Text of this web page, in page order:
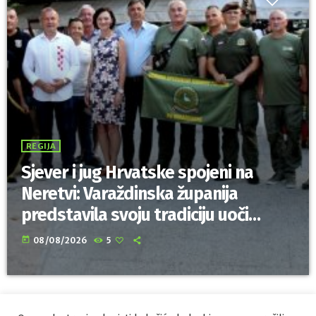
REGIJA
Sjever i jug Hrvatske spojeni na
Neretvi: Varaždinska županija
predstavila svoju tradiciju uoči
Maratona lađa
today 08/08/2026 5